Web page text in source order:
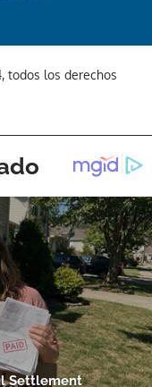
todos los derechos